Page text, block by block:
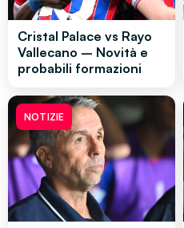
Cristal Palace vs Rayo
Vallecano – Novità e
probabili formazioni
NOTIZIE